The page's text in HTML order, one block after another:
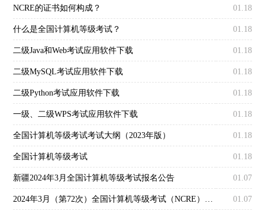
NCRE的证书如何构成？ 01.18
什么是全国计算机等级考试？ 01.18
二级Java和Web考试应用软件下载 01.18
二级MySQL考试应用软件下载 01.18
二级Python考试应用软件下载 01.18
一级、二级WPS考试应用软件下载 01.18
全国计算机等级考试考试大纲（2023年版） 01.18
全国计算机等级考试 01.18
新疆2024年3月全国计算机等级考试报名公告 01.07
2024年3月（第72次）全国计算机等级考试（NCRE）广东考区报考简章 01.07